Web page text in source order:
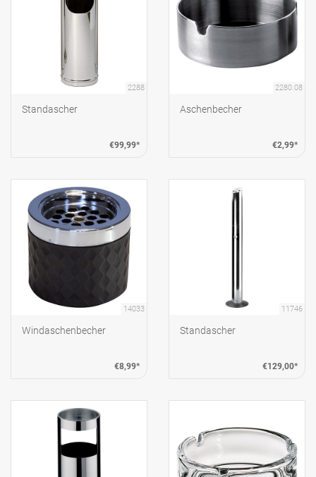
2288
Standascher
€99,99*
2280.08
Aschenbecher
€2,99*
14033
Windaschenbecher
€8,99*
11746
Standascher
€129,00*